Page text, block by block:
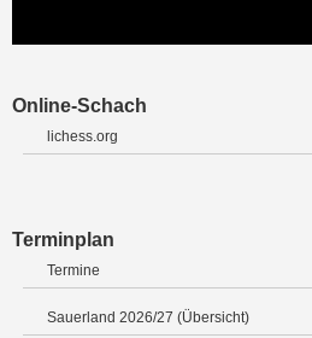
Online-Schach
lichess.org
Terminplan
Termine
Sauerland 2026/27 (Übersicht)